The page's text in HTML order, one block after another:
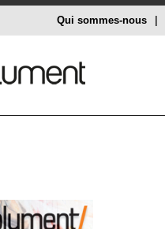
Qui sommes-nous